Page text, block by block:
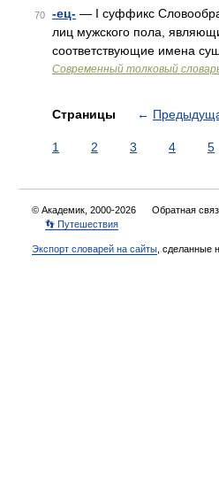
70 -ец- — I суффикс
лиц мужского пола,
соответствующие имена
Современный толковый
Страницы ←
1 2 3 4 5
© Академик, 2000-2026 Обратная
👣 Путешествия
Экспорт словарей на сайты , сделанные